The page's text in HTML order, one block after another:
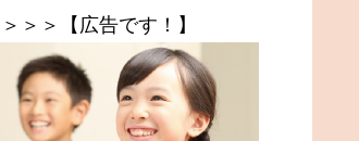
＞＞＞【広告です！】